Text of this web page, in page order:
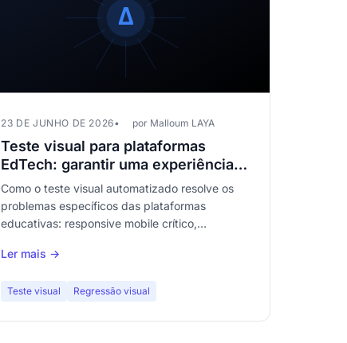
23 DE JUNHO DE 2026 por Malloum LAYA
Teste visual para plataformas
EdTech: garantir uma experiência
sem bugs da sala de aula ao
smartphone
Como o teste visual automatizado resolve os
problemas específicos das plataformas
educativas: responsive mobile crítico,
bugs por parte de estudantes e professores.
Ler mais →
Teste visual Regressão visual